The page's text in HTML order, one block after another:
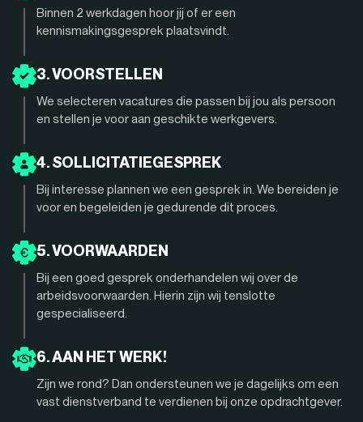
Binnen 2 werkdagen hoor jij of er een
kennismakingsgesprek plaatsvindt.
3. VOORSTELLEN
We selecteren vacatures die passen bij jou als persoon
en stellen je voor aan geschikte werkgevers.
4. SOLLICITATIEGESPREK
Bij interesse plannen we een gesprek in. We bereiden je
voor en begeleiden je gedurende dit proces.
5. VOORWAARDEN
Bij een goed gesprek onderhandelen wij over de
arbeidsvoorwaarden. Hierin zijn wij tenslotte
gespecialiseerd.
6. AAN HET WERK!
Zijn we rond? Dan ondersteunen we je dagelijks om een
vast dienstverband te verdienen bij onze opdrachtgever.